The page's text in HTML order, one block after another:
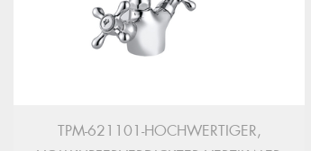
TPM-621101-HOCHWERTIGER,